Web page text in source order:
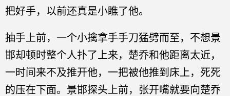
把好手，以前还真是小瞧了他。
抽手上前，一个小擒拿手手刀猛劈而至，不想景
邯却顿时整个人扑了上来，楚乔和他距离太近，
一时间来不及推开他，一把被他推到床上，死死
的压在下面。景邯探头上前，张开嘴就要向楚乔